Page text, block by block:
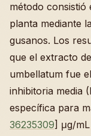
método
planta mediante
gusanos. Los
que el extracto
umbellatum fue
inhibitoria media
específica para
36235309] μg/